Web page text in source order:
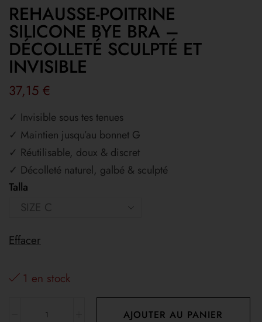
REHAUSSE-POITRINE
SILICONE BYE BRA –
DÉCOLLETÉ SCULPTÉ ET
INVISIBLE
37,15 €
✓ Invisible sous tes tenues
✓ Maintien jusqu’au bonnet G
✓ Réutilisable, doux & discret
✓ Décolleté naturel, galbé & sculpté
Talla
Effacer
1 en stock
AJOUTER AU PANIER